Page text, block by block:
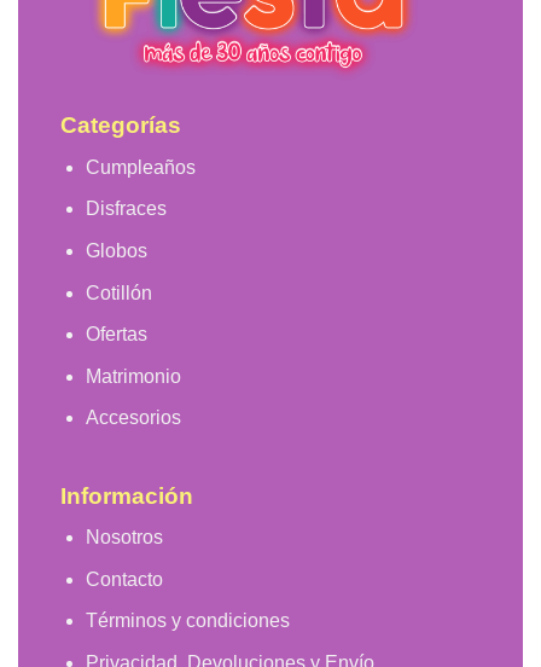
Categorías
Cumpleaños
Disfraces
Globos
Cotillón
Ofertas
Matrimonio
Accesorios
Información
Nosotros
Contacto
Términos y condiciones
Privacidad, Devoluciones y Envío